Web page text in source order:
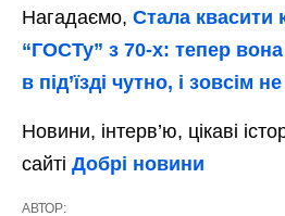
Нагадаємо, Стала квасити
“ГОСТу” з 70-х: тепер
в під’їзді чутно, і зовсім
Новини, інтерв’ю, цікаві
сайті Добрі новини
АВТОР: